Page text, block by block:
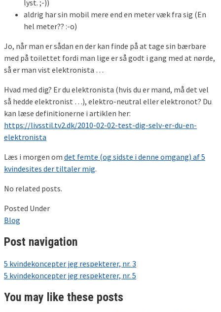
lyst. ;-))
aldrig har sin mobil mere end en meter væk fra sig (En
hel meter?? :-o)
Jo, når man er sådan en der kan finde på at tage sin bærbare
med på toilettet fordi man lige er så godt i gang med at nørde,
så er man vist elektronista …
Hvad med dig? Er du elektronista (hvis du er mand, må det vel
så hedde elektronist …), elektro-neutral eller elektronot? Du
kan læse definitionerne i artiklen her:
https://livsstil.tv2.dk/2010-02-02-test-dig-selv-er-du-en-
elektronista
Læs i morgen om det femte (og sidste i denne omgang) af 5
kvindesites der tiltaler mig.
No related posts.
Posted Under
Blog
Post navigation
5 kvindekoncepter jeg respekterer, nr. 3
5 kvindekoncepter jeg respekterer, nr. 5
You may like these posts